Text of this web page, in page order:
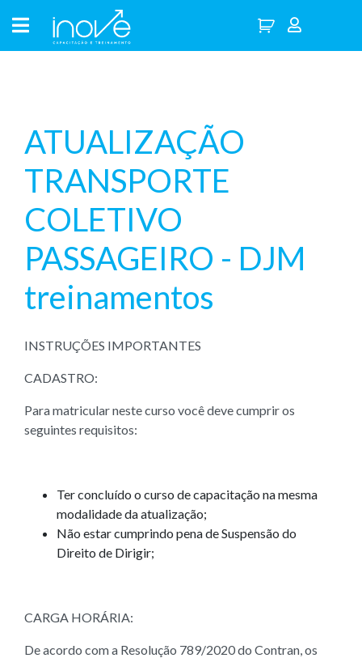
ATUALIZAÇÃO
TRANSPORTE
COLETIVO
PASSAGEIRO - DJM
treinamentos
INSTRUÇÕES IMPORTANTES
CADASTRO:
Para matricular neste curso você deve cumprir os
seguintes requisitos:
Ter concluído o curso de capacitação na mesma
modalidade da atualização;
Não estar cumprindo pena de Suspensão do
Direito de Dirigir;
CARGA HORÁRIA:
De acordo com a Resolução 789/2020 do Contran, os